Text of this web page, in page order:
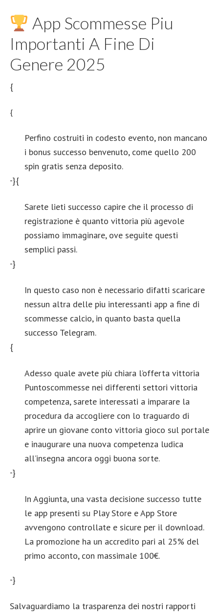
App Scommesse Piu
Importanti A Fine Di
Genere 2025
{
{
Perfino costruiti in codesto evento, non mancano
i bonus successo benvenuto, come quello 200
spin gratis senza deposito.
-}{
Sarete lieti successo capire che il processo di
registrazione è quanto vittoria più agevole
possiamo immaginare, ove seguite questi
semplici passi.
-}
In questo caso non è necessario difatti scaricare
nessun altra delle piu interessanti app a fine di
scommesse calcio, in quanto basta quella
successo Telegram.
{
Adesso quale avete più chiara l’offerta vittoria
Puntoscommesse nei differenti settori vittoria
competenza, sarete interessati a imparare la
procedura da accogliere con lo traguardo di
aprire un giovane conto vittoria gioco sul portale
e inaugurare una nuova competenza ludica
all’insegna ancora oggi buona sorte.
-}
In Aggiunta, una vasta decisione successo tutte
le app presenti su Play Store e App Store
avvengono controllate e sicure per il download.
La promozione ha un accredito pari al 25% del
primo acconto, con massimale 100€.
-}
Salvaguardiamo la trasparenza dei nostri rapporti